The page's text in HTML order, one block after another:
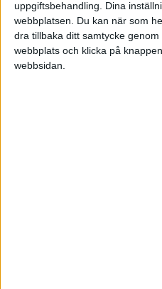
uppgiftsbehandling. Dina
webbplatsen. Du kan när som
dra tillbaka ditt samtycke
webbplats och klicka på
webbsidan.
som de visste har varit
Dessutom svarar både
att det är stressande att
psykiskt dåligt.